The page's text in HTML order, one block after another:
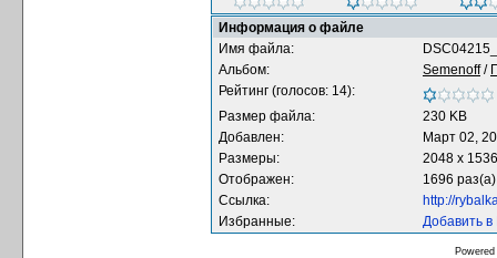
Информация о файле
Имя файла:
Альбом:
Semenoff/
Рейтинг (голосов: 14):
Размер файла:
230 KB
Добавлен:
Март 02,
Размеры:
2048 x
Отображен:
1696 раз(а)
Ссылка:
http://
Избранные:
Добавить